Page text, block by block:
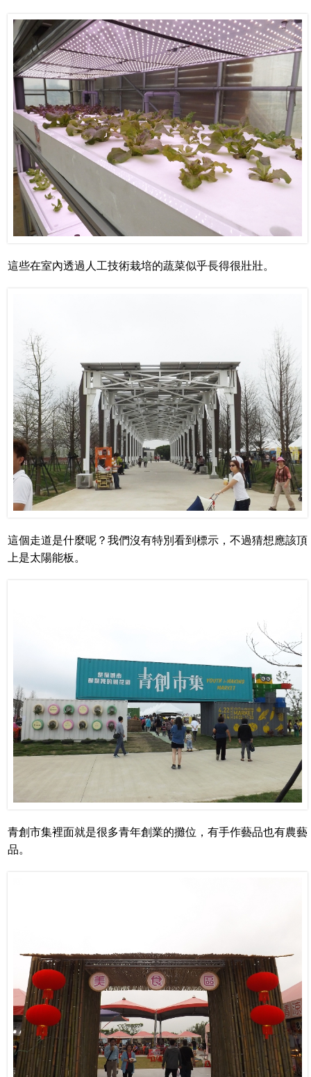
這些在室內透過人工技術栽培的蔬菜似乎長得很壯壯。
這個走道是什麼呢？我們沒有特別看到標示，不過猜想應該頂
上是太陽能板。
青創市集裡面就是很多青年創業的攤位，有手作藝品也有農藝
品。